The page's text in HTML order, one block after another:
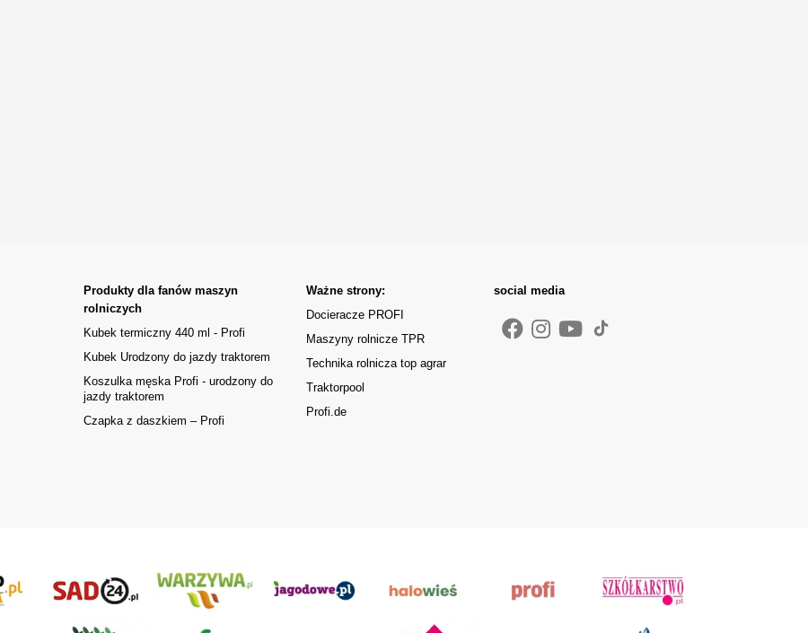
Produkty dla fanów maszyn
rolniczych
Kubek termiczny 440 ml - Profi
Kubek Urodzony do jazdy traktorem
Koszulka męska Profi - urodzony do
jazdy traktorem
Czapka z daszkiem – Profi
Ważne strony:
Docieracze PROFI
Maszyny rolnicze TPR
Technika rolnicza top agrar
Traktorpool
Profi.de
social media